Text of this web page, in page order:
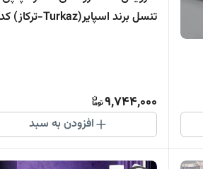
9,744,000
افزودن به سبد